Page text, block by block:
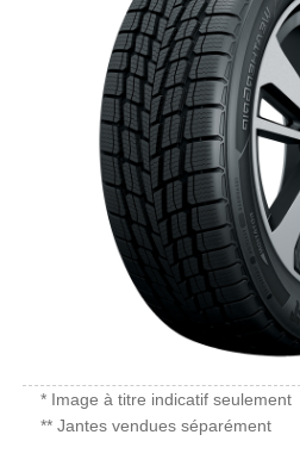
* Image à titre indicatif seulement
** Jantes vendues séparément